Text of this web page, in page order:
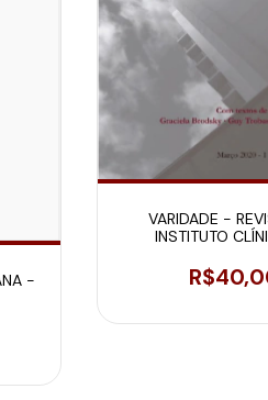
-
VARIDADE -
INSTITUTO
LACANIANA SANTA